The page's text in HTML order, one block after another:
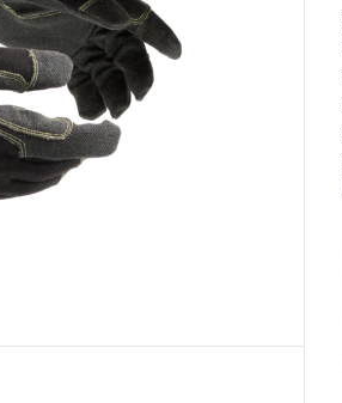
Bâtiment et construction